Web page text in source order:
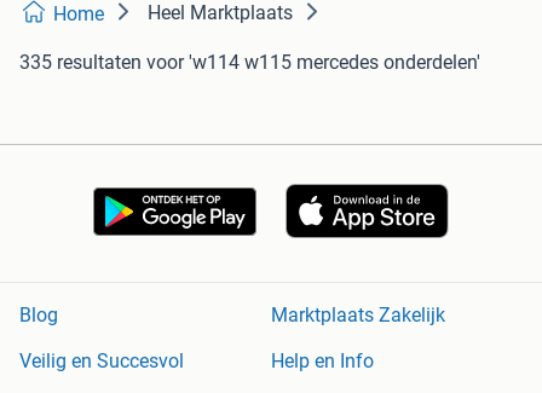
Home Heel Marktplaats
335 resultaten voor 'w114 w115 mercedes onderdelen'
Blog
Marktplaats Zakelijk
Veilig en Succesvol
Help en Info